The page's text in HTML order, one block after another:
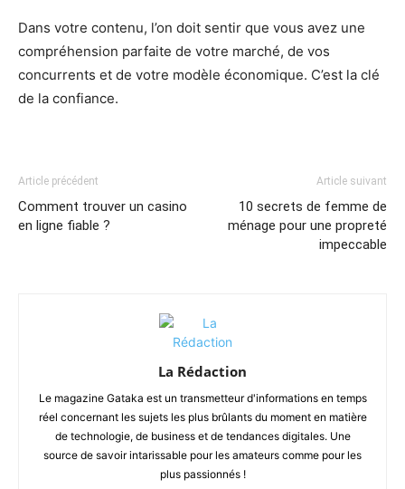
Dans votre contenu, l’on doit sentir que vous avez une
compréhension parfaite de votre marché, de vos
concurrents et de votre modèle économique. C’est la clé
de la confiance.
Article précédent
Comment trouver un casino
en ligne fiable ?
Article suivant
10 secrets de femme de
ménage pour une propreté
impeccable
La Rédaction
Le magazine Gataka est un transmetteur d'informations en temps
réel concernant les sujets les plus brûlants du moment en matière
de technologie, de business et de tendances digitales. Une
source de savoir intarissable pour les amateurs comme pour les
plus passionnés !